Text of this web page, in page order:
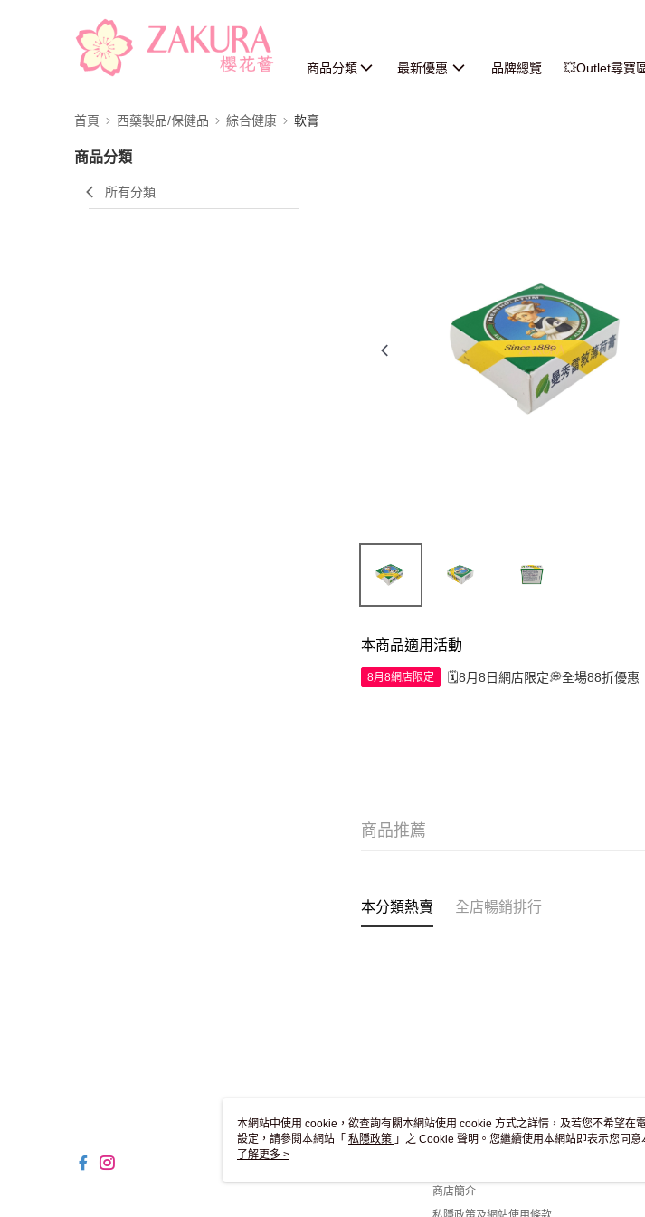
商品分類 最新優惠 品牌總覽 💥Outlet尋寶
首頁 西藥製品/保健品 綜合健康 軟膏
商品分類
所有分類
本商品適用活動
8月8網店限定 🗓️8月8日網店限定💭全場88折優惠
商品推薦
本分類熱賣 全店暢銷排行
關於我們
商店簡介
本網站中使用 cookie，欲查詢有關本網站使用 cookie 方式之詳情，及若您不希望在
設定，請參閱本網站「 私隱政策 」之 Cookie 聲明。您繼續使用本網站即表示您同
用 cookie。
了解更多 >